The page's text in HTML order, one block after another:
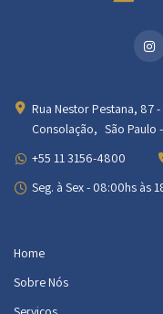
Rua Nestor Pestana, 87
Consolação, São Paulo -
+55 11 3156-4800
Seg. à Sex - 08:00hs às
Home
Sobre Nós